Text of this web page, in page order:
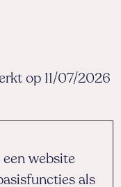
op 11/07/2026
website
als